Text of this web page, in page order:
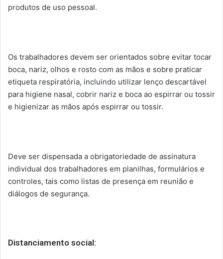
produtos de uso pessoal.
Os trabalhadores devem ser orientados sobre evitar tocar
boca, nariz, olhos e rosto com as mãos e sobre praticar
etiqueta respiratória, incluindo utilizar lenço descartável
para higiene nasal, cobrir nariz e boca ao espirrar ou tossir
e higienizar as mãos após espirrar ou tossir.
Deve ser dispensada a obrigatoriedade de assinatura
individual dos trabalhadores em planilhas, formulários e
controles, tais como listas de presença em reunião e
diálogos de segurança.
Distanciamento social: